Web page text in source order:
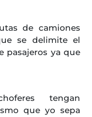
de camiones
se delimite el
pasajeros ya que
tengan
que yo sepa